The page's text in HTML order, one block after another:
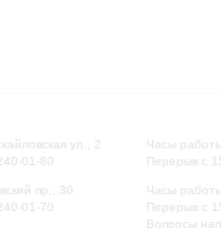
ул., 2
01-80
пр., 30
01-70
Часы
Перерыв с
Часы
Перерыв с
Вопросы